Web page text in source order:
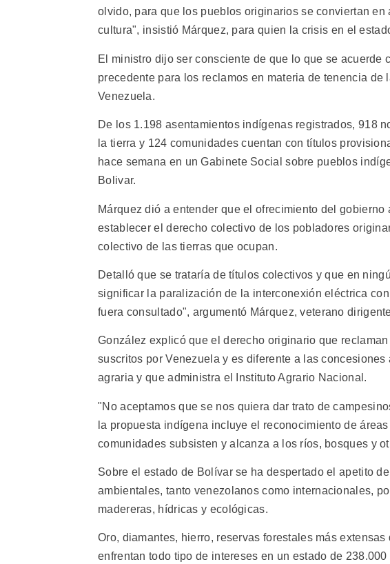
olvido, para que los pueblos originarios se conviertan
cultura", insistió Márquez, para quien la crisis en el
El ministro dijo ser consciente de que lo que se acuerde
precedente para los reclamos en materia de tenencia
Venezuela.
De los 1.198 asentamientos indígenas registrados, 918
la tierra y 124 comunidades cuentan con títulos
hace semana en un Gabinete Social sobre pueblos
Bolivar.
Márquez dió a entender que el ofrecimiento del
establecer el derecho colectivo de los pobladores
colectivo de las tierras que ocupan.
Detalló que se trataría de títulos colectivos y que en
significar la paralización de la interconexión eléctrica
fuera consultado", argumentó Márquez, veterano
González explicó que el derecho originario que
suscritos por Venezuela y es diferente a las
agraria y que administra el Instituto Agrario Nacional.
"No aceptamos que se nos quiera dar trato de
la propuesta indígena incluye el reconocimiento de
comunidades subsisten y alcanza a los ríos, bosques y
Sobre el estado de Bolívar se ha despertado el apetito
ambientales, tanto venezolanos como internacionales,
madereras, hídricas y ecológicas.
Oro, diamantes, hierro, reservas forestales más
enfrentan todo tipo de intereses en un estado de